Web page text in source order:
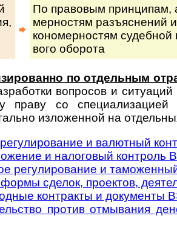
По правовым принципам,
мер­нос­тям разъ­яс­не­ний
ко­но­мер­нос­тям
во­го оборота
по отдельным
во­п­ро­сов и
праву со
изложенной на
и валютный
и налоговый контроль
регулирование и
сделок, проектов,
контракты и документы
против отмывания